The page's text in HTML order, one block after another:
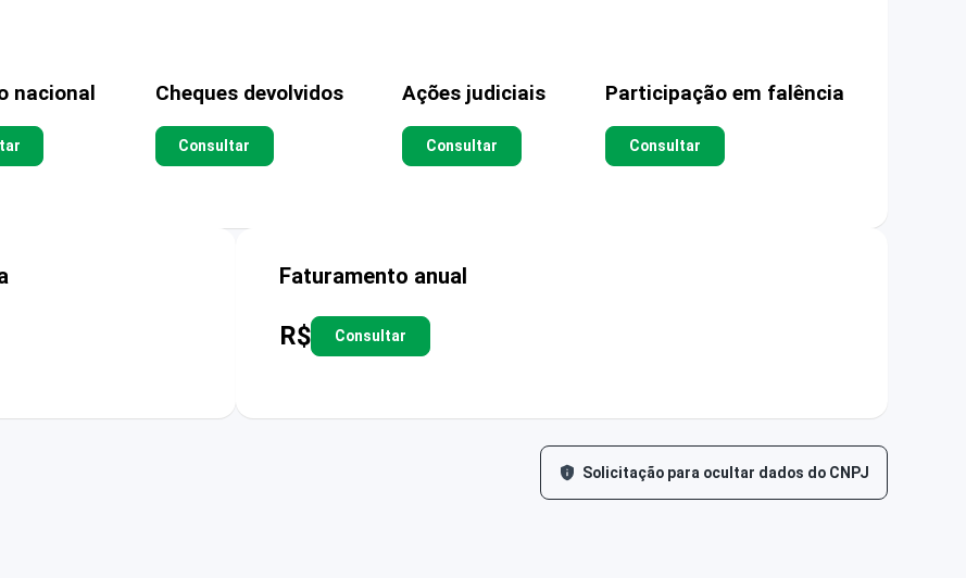
nacional Cheques devolvidos
Consultar
Ações judiciais
Consultar
Participação em falência
Consultar
Faturamento anual
R$ Consultar
Solicitação para ocultar dados do CNPJ